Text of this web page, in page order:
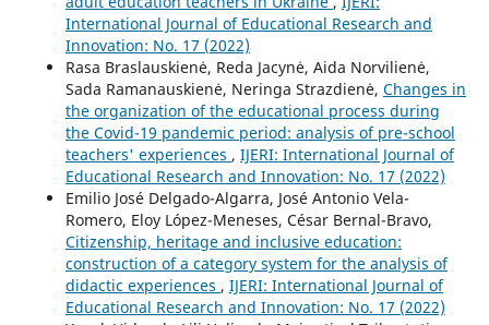
International Journal of Educational Research and
Innovation: No. 17 (2022)
Rasa Braslauskienė, Reda Jacynė, Aida Norvilienė,
Sada Ramanauskienė, Neringa Strazdienė, Changes in
the organization of the educational process during
the Covid-19 pandemic period: analysis of pre-school
teachers' experiences , IJERI: International Journal of
Educational Research and Innovation: No. 17 (2022)
Emilio José Delgado-Algarra, José Antonio Vela-
Romero, Eloy López-Meneses, César Bernal-Bravo,
Citizenship, heritage and inclusive education:
construction of a category system for the analysis of
didactic experiences , IJERI: International Journal of
Educational Research and Innovation: No. 17 (2022)